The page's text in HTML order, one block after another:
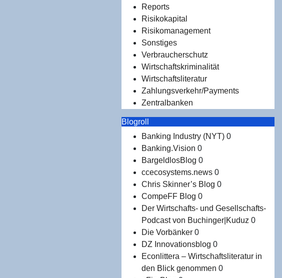
Reports
Risikokapital
Risikomanagement
Sonstiges
Verbraucherschutz
Wirtschaftskriminalität
Wirtschaftsliteratur
Zahlungsverkehr/Payments
Zentralbanken
Blogroll
Banking Industry (NYT) 0
Banking.Vision 0
BargeldlosBlog 0
ccecosystems.news 0
Chris Skinner’s Blog 0
CompeFF Blog 0
Der Wirtschafts- und Gesellschafts-
Podcast von Buchinger|Kuduz 0
Die Vorbänker 0
DZ Innovationsblog 0
Econlittera – Wirtschaftsliteratur in
den Blick genommen 0